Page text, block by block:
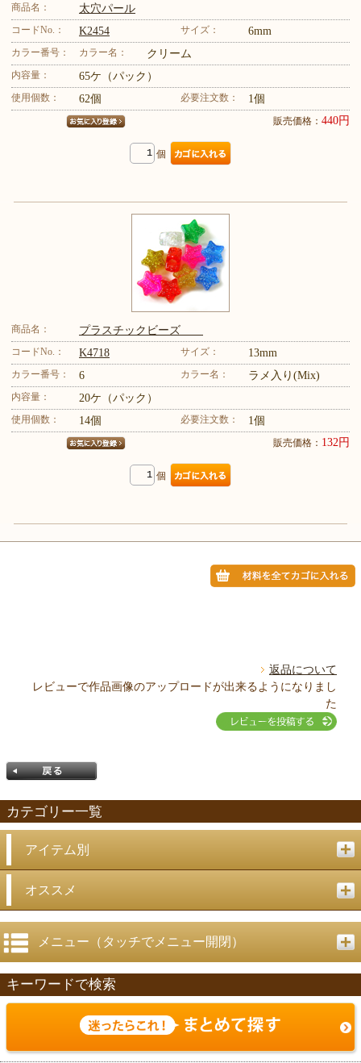
商品名： 太穴パール
コードNo.： K2454 サイズ： 6mm
カラー番号： カラー名： クリーム
内容量： 65ケ（パック）
使用個数： 62個 必要注文数： 1個
販売価格： 440円
個
商品名： プラスチックビーズ
コードNo.： K4718 サイズ： 13mm
カラー番号： 6 カラー名： ラメ入り(Mix)
内容量： 20ケ（パック）
使用個数： 14個 必要注文数： 1個
販売価格： 132円
個
返品について
レビューで作品画像のアップロードが出来るようになりまし
た
カテゴリー一覧
アイテム別
オススメ
メニュー（タッチでメニュー開閉）
キーワードで検索